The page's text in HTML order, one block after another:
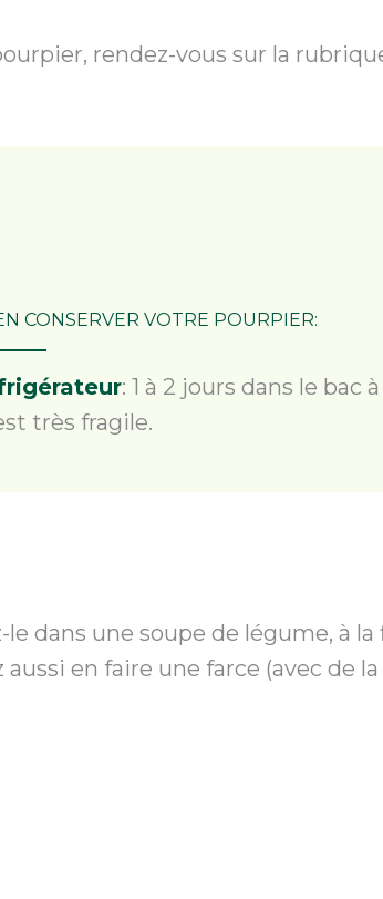
rendez-vous sur la
CONSERVER VOTRE POURPIER:
: 1 à 2 jours dans le bac
très fragile.
le dans une soupe de légume, à la
en faire une farce (avec de